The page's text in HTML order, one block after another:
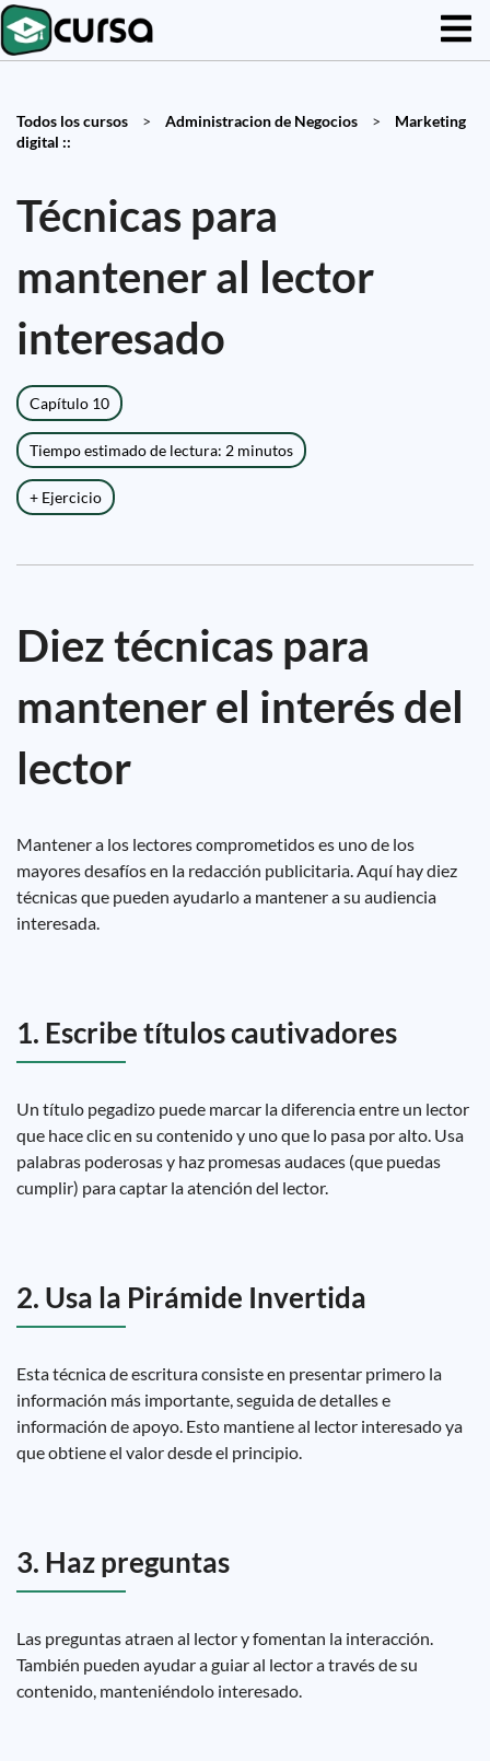
Todos los cursos > Administracion de Negocios >
Marketing
digital ::
Técnicas para
mantener al lector
interesado
Capítulo 10
Tiempo estimado de lectura: 2 minutos
+ Ejercicio
Diez técnicas para
mantener el interés del
lector
Mantener a los lectores comprometidos es uno de los
mayores desafíos en la redacción publicitaria. Aquí hay diez
técnicas que pueden ayudarlo a mantener a su audiencia
interesada.
1. Escribe títulos cautivadores
Un título pegadizo puede marcar la diferencia entre un lector
que hace clic en su contenido y uno que lo pasa por alto. Usa
palabras poderosas y haz promesas audaces (que puedas
cumplir) para captar la atención del lector.
2. Usa la Pirámide Invertida
Esta técnica de escritura consiste en presentar primero la
información más importante, seguida de detalles e
información de apoyo. Esto mantiene al lector interesado ya
que obtiene el valor desde el principio.
3. Haz preguntas
Las preguntas atraen al lector y fomentan la interacción.
También pueden ayudar a guiar al lector a través de su
contenido, manteniéndolo interesado.